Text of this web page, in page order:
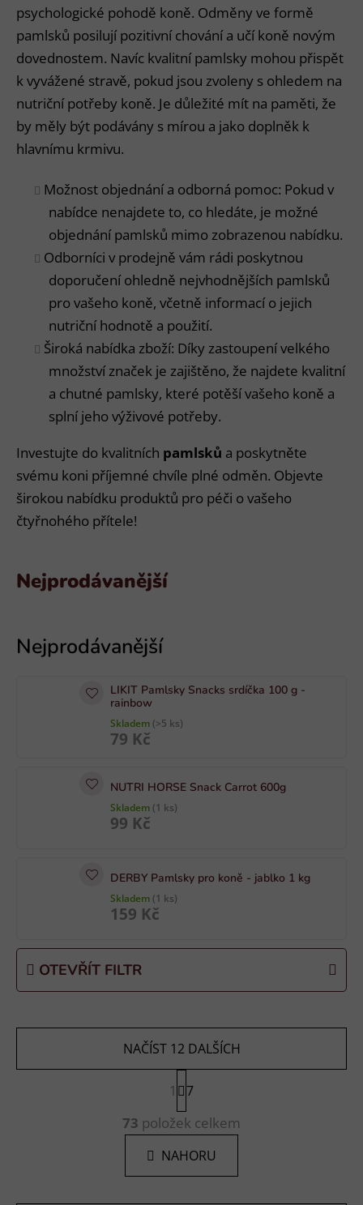
psychologické pohodě koně. Odměny ve formě
pamlsků posilují pozitivní chování a učí koně novým
dovednostem. Navíc kvalitní pamlsky mohou přispět
k vyvážené stravě, pokud jsou zvoleny s ohledem na
nutriční potřeby koně. Je důležité mít na paměti, že
by měly být podávány s mírou a jako doplněk k
hlavnímu krmivu.
Možnost objednání a odborná pomoc: Pokud v
nabídce nenajdete to, co hledáte, je možné
objednání pamlsků mimo zobrazenou nabídku.
Odborníci v prodejně vám rádi poskytnou
doporučení ohledně nejvhodnějších pamlsků
pro vašeho koně, včetně informací o jejich
nutriční hodnotě a použití.
Široká nabídka zboží: Díky zastoupení velkého
množství značek je zajištěno, že najdete kvalitní
a chutné pamlsky, které potěší vašeho koně a
splní jeho výživové potřeby.
Investujte do kvalitních pamlsků a poskytněte
svému koni příjemné chvíle plné odměn. Objevte
širokou nabídku produktů pro péči o vašeho
čtyřnohého přítele!
Nejprodávanější
LIKIT Pamlsky Snacks srdíčka 100 g -
rainbow
Skladem (>5 ks)
79 Kč
NUTRI HORSE Snack Carrot 600g
Skladem (1 ks)
99 Kč
DERBY Pamlsky pro koně - jablko 1 kg
Skladem (1 ks)
159 Kč
OTEVŘÍT FILTR
ý
p
O
v
á
d
a
NAČÍST 12 DALŠÍCH
S
t
r
á
n
k
á
1 7
73 položek celkem
NAHORU